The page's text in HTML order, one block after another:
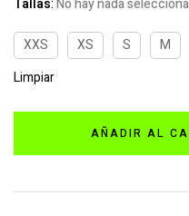
Tallas:No hay nada
XXS XS S M
Limpiar
AÑADIR AL